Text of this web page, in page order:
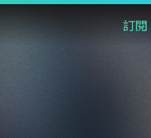
訂閱